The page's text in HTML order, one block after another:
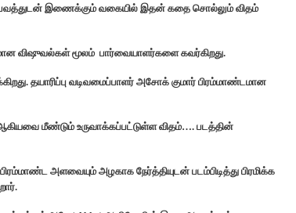
இணைக்கும் வகையில் இதன் கதை சொல்லும் விதம்
விஷுவல்கள் மூலம் பார்வையாளர்களை கவர்கிறது.
தயாரிப்பு வடிவமைப்பாளர் அசோக் குமார் பிரம்மாண்டமான
மீண்டும் உருவாக்கப்பட்டுள்ள விதம்…. படத்தின்
அளவையும் அழகாக நேர்த்தியுடன் படம்பிடித்து பிரமிக்க